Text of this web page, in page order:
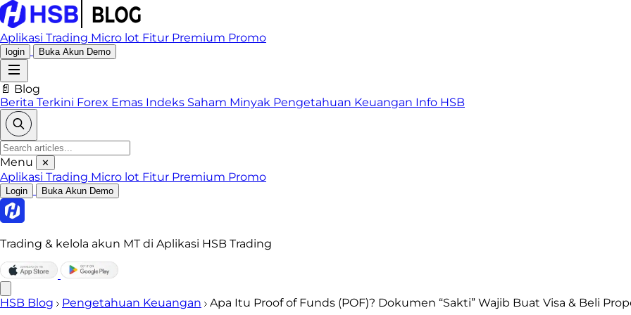
Aplikasi Trading Micro lot Fitur Premium Promo
login Buka Akun Demo
📄 Blog
Berita Terkini Forex Emas Indeks Saham Minyak Pengetahuan Keuangan Info HSB
Menu ✕
Aplikasi Trading Micro lot Fitur Premium Promo
Login Buka Akun Demo
Trading & kelola akun MT di Aplikasi HSB Trading
HSB Blog Pengetahuan Keuangan Apa Itu Proof of Funds (POF)? Dokumen “Sakti” Wajib Buat Visa & Beli